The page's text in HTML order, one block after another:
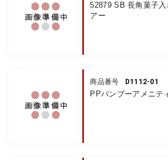
52879 SB 長角菓子
アー
商品番号 D1112-01
PPバンブーアメニテ